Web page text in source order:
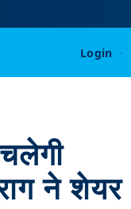
Login ·
ने शेयर